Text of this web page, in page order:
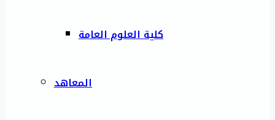
كلية العلوم العامة
المعاهد